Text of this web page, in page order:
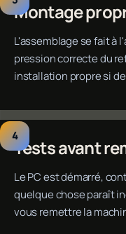
Montage
L'assemblage se fait à
pression correcte du
installation propre si
Tests avant
Le PC est démarré,
quelque chose paraît
vous remettre la